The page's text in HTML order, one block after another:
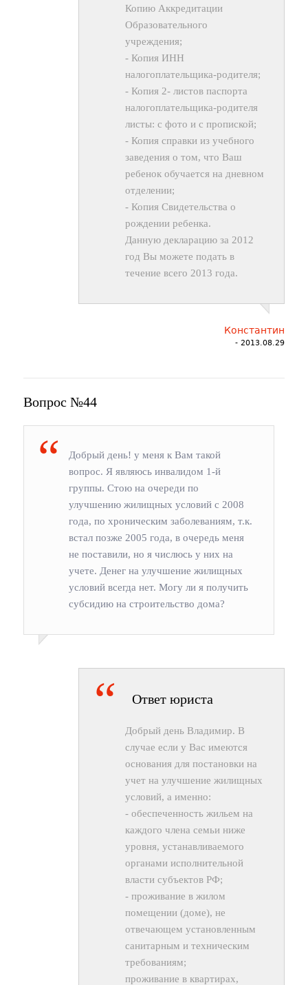
Копию Аккредитации
Образовательного
учреждения;
- Копия ИНН
налогоплательщика-родителя;
- Копия 2- листов паспорта
налогоплательщика-родителя
листы: с фото и с пропиской;
- Копия справки из учебного
заведения о том, что Ваш
ребенок обучается на дневном
отделении;
- Копия Свидетельства о
рождении ребенка.
Данную декларацию за 2012
год Вы можете подать в
течение всего 2013 года.
Константин
- 2013.08.29
Вопрос №44
Добрый день! у меня к Вам такой
вопрос. Я являюсь инвалидом 1-й
группы. Стою на очереди по
улучшению жилищных условий с 2008
года, по хроническим заболеваниям, т.к.
встал позже 2005 года, в очередь меня
не поставили, но я числюсь у них на
учете. Денег на улучшение жилищных
условий всегда нет. Могу ли я получить
субсидию на строительство дома?
Ответ юриста
Добрый день Владимир. В
случае если у Вас имеются
основания для постановки на
учет на улучшение жилищных
условий, а именно:
- обеспеченность жильем на
каждого члена семьи ниже
уровня, устанавливаемого
органами исполнительной
власти субъектов РФ;
- проживание в жилом
помещении (доме), не
отвечающем установленным
санитарным и техническим
требованиям;
проживание в квартирах,